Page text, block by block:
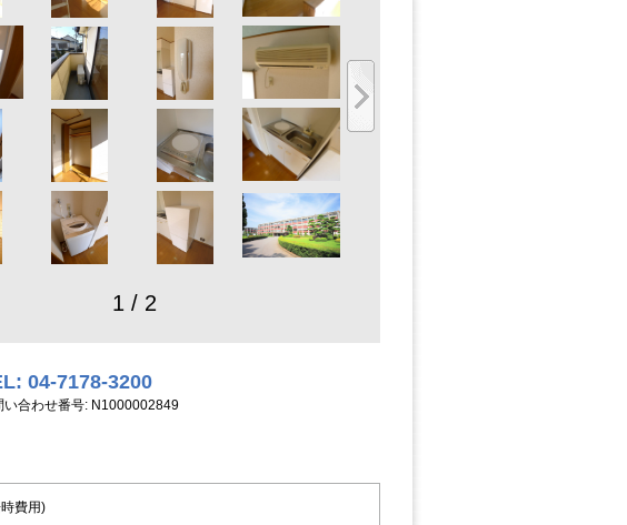
1 / 2
04-7178-3200
い合わせ番号: N1000002849
費用)